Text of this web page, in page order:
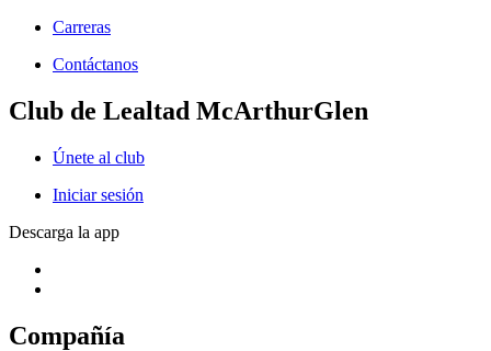
Carreras
Contáctanos
Club de Lealtad McArthurGlen
Únete al club
Iniciar sesión
Descarga la app
Compañía